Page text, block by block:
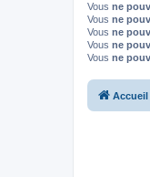
Vous ne
Vous ne
Vous ne
Vous ne
Vous ne
Accueil